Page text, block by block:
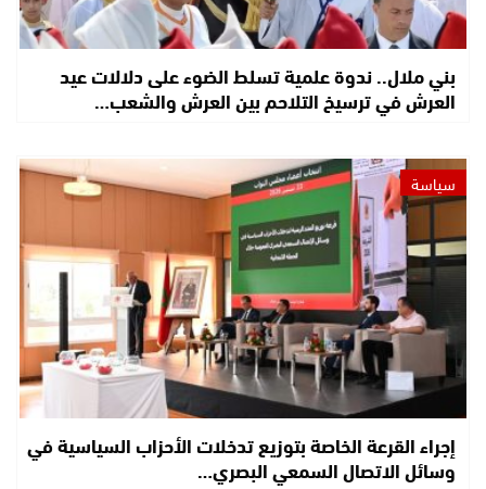
بني ملال.. ندوة علمية تسلط الضوء على دلالات عيد
العرش في ترسيخ التلاحم بين العرش والشعب…
سياسة
إجراء القرعة الخاصة بتوزيع تدخلات الأحزاب السياسية في
وسائل الاتصال السمعي البصري…